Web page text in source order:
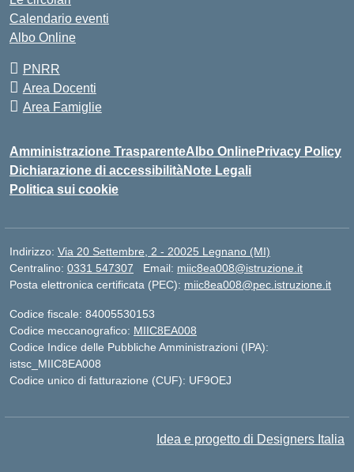
Calendario eventi
Albo Online
PNRR
Area Docenti
Area Famiglie
Amministrazione TrasparenteAlbo OnlinePrivacy Policy
Dichiarazione di accessibilitàNote Legali
Politica sui cookie
Indirizzo: Via 20 Settembre, 2 - 20025 Legnano (MI)
Centralino: 0331 547307 Email: miic8ea008@istruzione.it
Posta elettronica certificata (PEC): miic8ea008@pec.istruzione.it
Codice fiscale: 84005530153
Codice meccanografico: MIIC8EA008
Codice Indice delle Pubbliche Amministrazioni (IPA):
istsc_MIIC8EA008
Codice unico di fatturazione (CUF): UF9OEJ
Idea e progetto di Designers Italia